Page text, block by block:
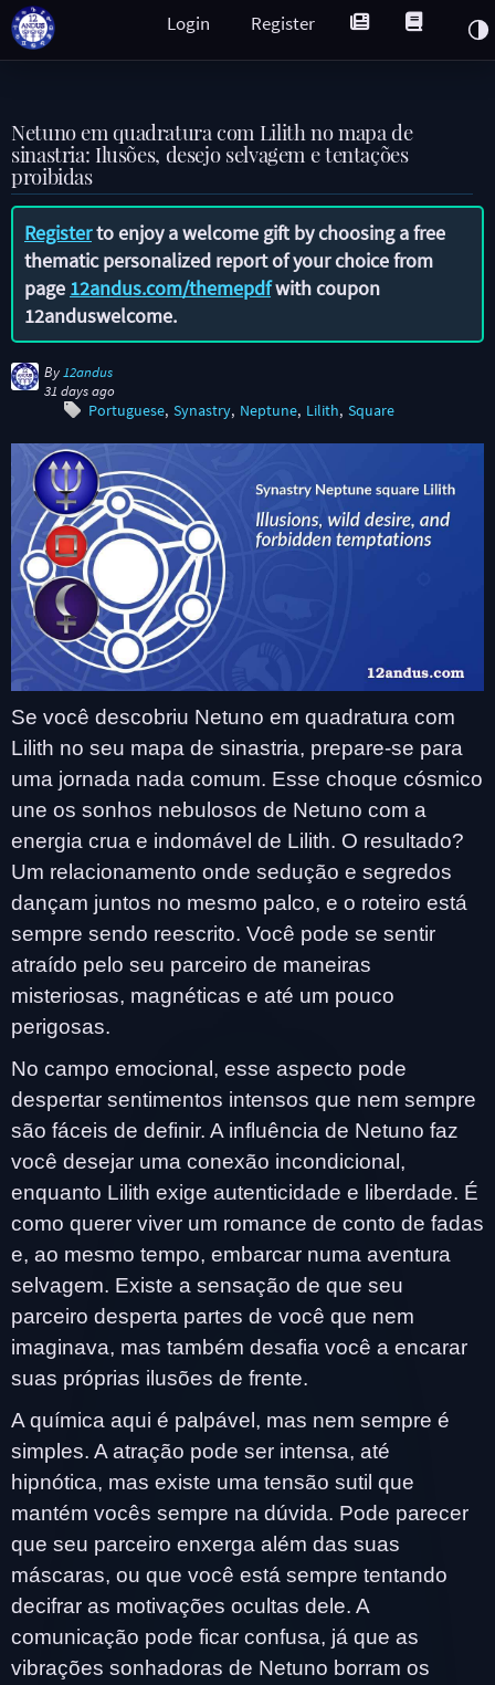
Register
Login
Netuno em quadratura com Lilith no mapa de
sinastria: Ilusões, desejo selvagem e tentações
proibidas
Registerto enjoy a welcome gift by choosing a free
thematic personalized report of your choice from
page 12andus.com/themepdfwith coupon
12anduswelcome.
By 12andus
31 days ago
Portuguese Synastry Neptune Lilith Square
Se você descobriu Netuno em quadratura com
Lilith no seu mapa de sinastria, prepare-se para
uma jornada nada comum. Esse choque cósmico
une os sonhos nebulosos de Netuno com a
energia crua e indomável de Lilith. O resultado?
Um relacionamento onde sedução e segredos
dançam juntos no mesmo palco, e o roteiro está
sempre sendo reescrito. Você pode se sentir
atraído pelo seu parceiro de maneiras
misteriosas, magnéticas e até um pouco
perigosas.
No campo emocional, esse aspecto pode
despertar sentimentos intensos que nem sempre
são fáceis de definir. A influência de Netuno faz
você desejar uma conexão incondicional,
enquanto Lilith exige autenticidade e liberdade. É
como querer viver um romance de conto de fadas
e, ao mesmo tempo, embarcar numa aventura
selvagem. Existe a sensação de que seu
parceiro desperta partes de você que nem
imaginava, mas também desafia você a encarar
suas próprias ilusões de frente.
A química aqui é palpável, mas nem sempre é
simples. A atração pode ser intensa, até
hipnótica, mas existe uma tensão sutil que
mantém vocês sempre na dúvida. Pode parecer
que seu parceiro enxerga além das suas
máscaras, ou que você está sempre tentando
decifrar as motivações ocultas dele. A
comunicação pode ficar confusa, já que as
vibrações sonhadoras de Netuno borram os